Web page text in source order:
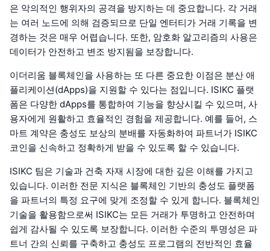
은 악의적인 행위자의 공격을 방지하는 데 중요합니다. 각 거래
는 여러 노드에 의해 검증되므로 단일 엔터티가 거래 기록을 변
경하는 것은 매우 어렵습니다. 또한, 암호화 알고리즘의 사용은
데이터가 안전하고 변조 방지됨을 보장합니다.
이더리움 블록체인을 사용하는 또 다른 중요한 이점은 분산 애
플리케이션(dApps)을 지원할 수 있다는 점입니다. ISIKC 플랫
폼은 다양한 dApps를 통합하여 기능을 향상시킬 수 있으며, 사
용자에게 원활하고 효율적인 경험을 제공합니다. 예를 들어, 스
마트 계약은 충성도 보상의 분배를 자동화하여 파트너가 ISIKC
코인을 신속하고 정확하게 받을 수 있도록 할 수 있습니다.
ISIKC 팀은 기술과 건축 자재 시장에 대한 깊은 이해를 가지고
있습니다. 이러한 전문 지식은 블록체인 기반의 충성도 플랫폼
을 파트너의 특정 요구에 맞게 조정할 수 있게 합니다. 블록체인
기술을 활용함으로써 ISIKC는 모든 거래가 투명하고 안전하며
쉽게 감사될 수 있도록 보장합니다. 이러한 수준의 투명성은 파
트너 간의 신뢰를 구축하고 충성도 프로그램의 전반적인 효율